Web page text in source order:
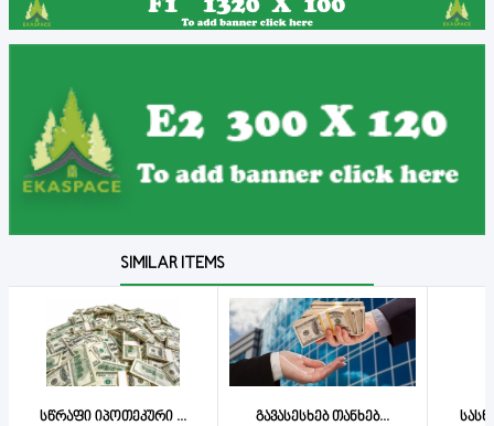
SIMILAR ITEMS
სწრაფი იპოთეკური ... გავასესხებ თანხებ...